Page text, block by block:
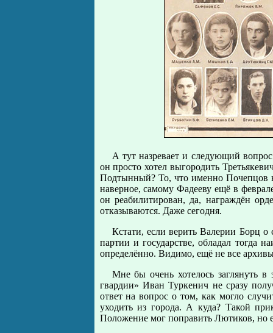
А тут назревает и следующий
он просто хотел выгородить
Подтынный? То, что именно Почепцов
наверное, самому Фадееву ещё в
он реабилитирован, да, награждён
отказываются. Даже сегодня.
Кстати, если верить Валерии Борц
партии и государстве, обладал тогда
определённо. Видимо, ещё не все
Мне бы очень хотелось заглянуть
гвардии» Иван Туркенич не сразу
ответ на вопрос о том, как могло
уходить из города. А куда? Такой
Положение мог поправить Лютиков, но